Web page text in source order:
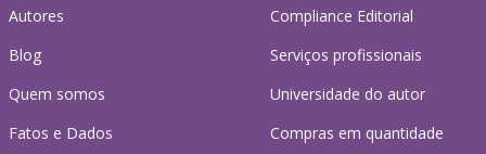
Autores
Blog
Quem somos
Fatos e Dados
Compliance Editorial
Serviços profissionais
Universidade do autor
Compras em quantidade